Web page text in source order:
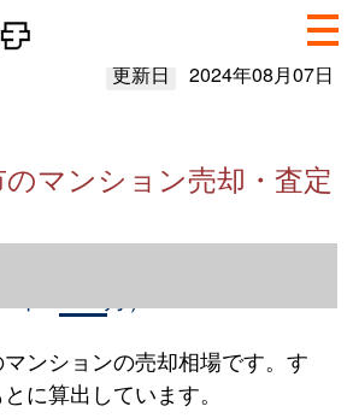
更新日 2024年08月07日
マンション売却・査定
マンション売却情報（2023
ンションの売却相場です。す
に算出しています。